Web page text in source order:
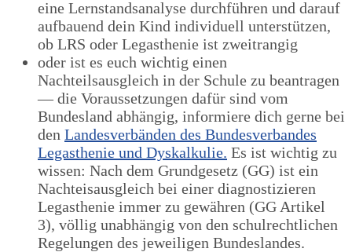
eine Lernstandsanalyse durchführen und darauf
aufbauend dein Kind individuell unterstützen,
ob LRS oder Legasthenie ist zweitrangig
oder ist es euch wichtig einen
Nachteilsausgleich in der Schule zu beantragen
— die Voraussetzungen dafür sind vom
Bundesland abhängig, informiere dich gerne bei
den Landesverbänden des Bundesverbandes
Legasthenie und Dyskalkulie. Es ist wichtig zu
wissen: Nach dem Grundgesetz (GG) ist ein
Nachteisausgleich bei einer diagnostizieren
Legasthenie immer zu gewähren (GG Artikel
3), völlig unabhängig von den schulrechtlichen
Regelungen des jeweiligen Bundeslandes.